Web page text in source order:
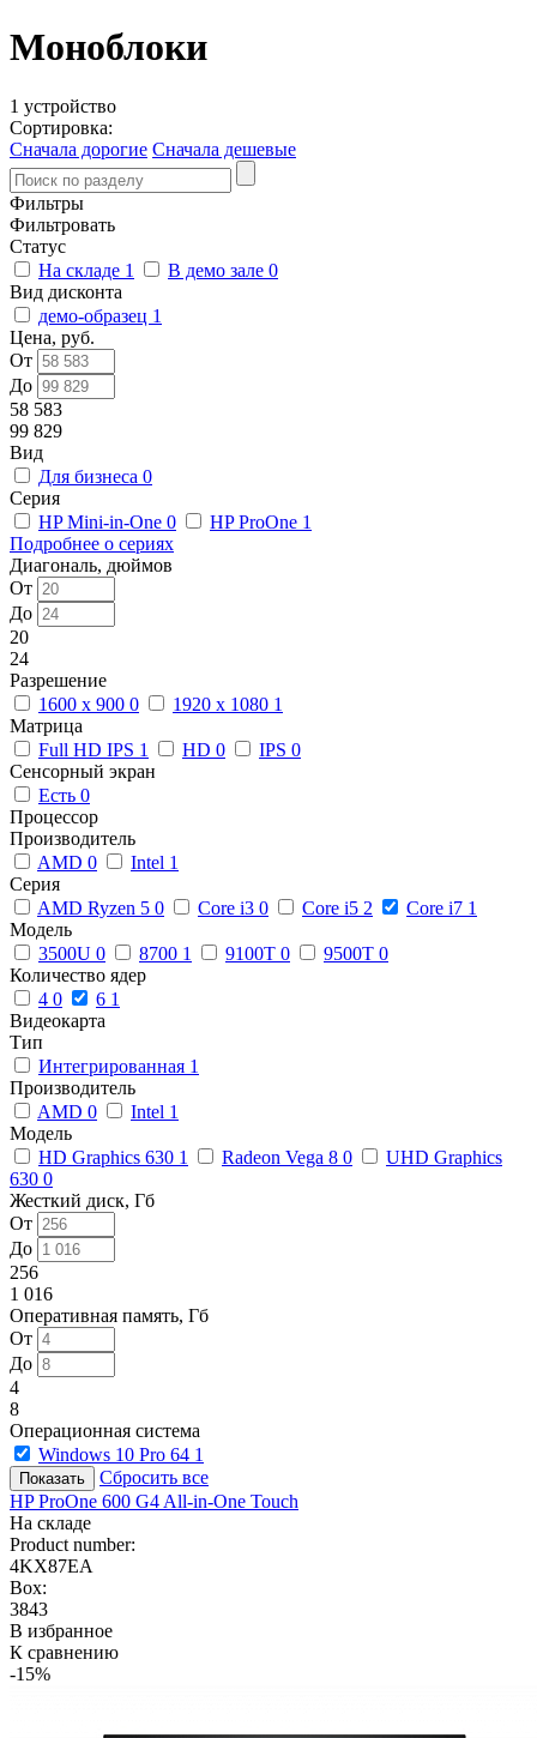
Моноблоки
1 устройство
Сортировка:
Сначала дорогие Сначала дешевые
Фильтры
Фильтровать
Статус
На складе 1 В демо зале 0
Вид дисконта
демо-образец 1
Цена, руб.
От
До
58 583
99 829
Вид
Для бизнеса 0
Серия
HP Mini-in-One 0 HP ProOne 1
Подробнее о сериях
Диагональ, дюймов
От
До
20
24
Разрешение
1600 x 900 0 1920 x 1080 1
Матрица
Full HD IPS 1 HD 0 IPS 0
Сенсорный экран
Есть 0
Процессор
Производитель
AMD 0 Intel 1
Серия
AMD Ryzen 5 0 Core i3 0 Core i5 2 Core i7 1
Модель
3500U 0 8700 1 9100T 0 9500T 0
Количество ядер
4 0 6 1
Видеокарта
Тип
Интегрированная 1
Производитель
AMD 0 Intel 1
Модель
HD Graphics 630 1 Radeon Vega 8 0
UHD Graphics
630 0
Жесткий диск, Гб
От
До
256
1 016
Оперативная память, Гб
От
До
4
8
Операционная система
Windows 10 Pro 64 1
Сбросить все
HP ProOne 600 G4 All-in-One Touch
На складе
Product number:
4KX87EA
Box:
3843
В избранное
К сравнению
-15%